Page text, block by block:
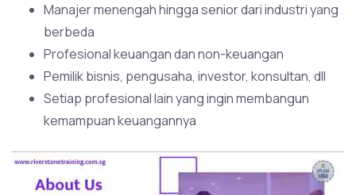
Manajer menengah hingga senior dari industri yang
berbeda
Profesional keuangan dan non-keuangan
Pemilik bisnis, pengusaha, investor, konsultan, dll
Setiap profesional lain yang ingin membangun
kemampuan keuangannya